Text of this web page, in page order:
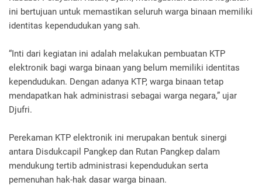
ini bertujuan untuk memastikan seluruh warga binaan memiliki
identitas kependudukan yang sah.
“Inti dari kegiatan ini adalah melakukan pembuatan KTP
elektronik bagi warga binaan yang belum memiliki identitas
kependudukan. Dengan adanya KTP, warga binaan tetap
mendapatkan hak administrasi sebagai warga negara,” ujar
Djufri.
Perekaman KTP elektronik ini merupakan bentuk sinergi
antara Disdukcapil Pangkep dan Rutan Pangkep dalam
mendukung tertib administrasi kependudukan serta
pemenuhan hak-hak dasar warga binaan.